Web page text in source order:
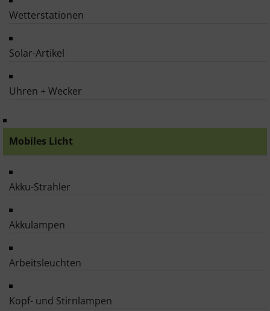
Wetterstationen
Solar-Artikel
Uhren + Wecker
Mobiles Licht
Akku-Strahler
Akkulampen
Arbeitsleuchten
Kopf- und Stirnlampen